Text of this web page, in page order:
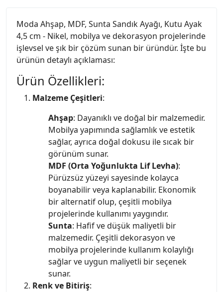
Moda Ahşap, MDF, Sunta Sandık Ayağı, Kutu Ayak
4,5 cm - Nikel, mobilya ve dekorasyon projelerinde
işlevsel ve şık bir çözüm sunan bir üründür. İşte bu
ürünün detaylı açıklaması:
Ürün Özellikleri:
Malzeme Çeşitleri:
Ahşap: Dayanıklı ve doğal bir malzemedir.
Mobilya yapımında sağlamlık ve estetik
sağlar, ayrıca doğal dokusu ile sıcak bir
görünüm sunar.
MDF (Orta Yoğunlukta Lif Levha):
Pürüzsüz yüzeyi sayesinde kolayca
boyanabilir veya kaplanabilir. Ekonomik
bir alternatif olup, çeşitli mobilya
projelerinde kullanımı yaygındır.
Sunta: Hafif ve düşük maliyetli bir
malzemedir. Çeşitli dekorasyon ve
mobilya projelerinde kullanım kolaylığı
sağlar ve uygun maliyetli bir seçenek
sunar.
Renk ve Bitiriş: